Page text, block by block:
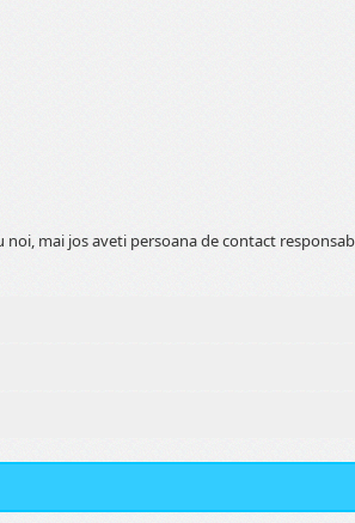
mai jos aveti persoana de contact